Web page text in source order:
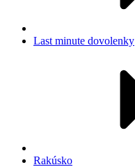
Last minute dovolenky
Rakúsko